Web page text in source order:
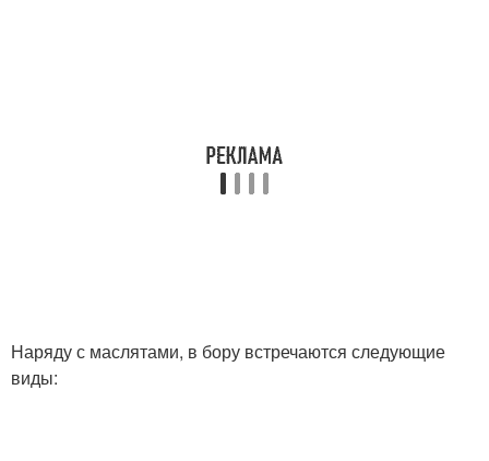
Наряду с маслятами, в бору встречаются следующие
виды: